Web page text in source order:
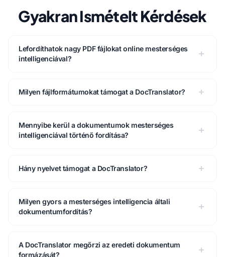
Gyakran Ismételt Kérdések
Lefordíthatok nagy PDF fájlokat online mesterséges
intelligenciával?
Milyen fájlformátumokat támogat a DocTranslator?
Mennyibe kerül a dokumentumok mesterséges
intelligenciával történő fordítása?
Hány nyelvet támogat a DocTranslator?
Milyen gyors a mesterséges intelligencia általi
dokumentumfordítás?
A DocTranslator megőrzi az eredeti dokumentum
formázását?